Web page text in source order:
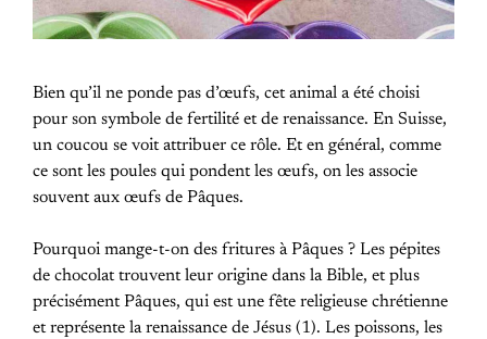
Bien qu’il ne ponde pas d’œufs, cet animal a été choisi
pour son symbole de fertilité et de renaissance. En Suisse,
un coucou se voit attribuer ce rôle. Et en général, comme
ce sont les poules qui pondent les œufs, on les associe
souvent aux œufs de Pâques.
Pourquoi mange-t-on des fritures à Pâques ? Les pépites
de chocolat trouvent leur origine dans la Bible, et plus
précisément Pâques, qui est une fête religieuse chrétienne
et représente la renaissance de Jésus (1). Les poissons, les